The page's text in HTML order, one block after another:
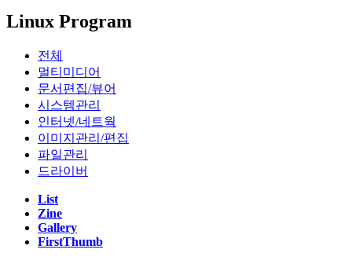
Acer Swift 14 AI 2024(Qualcomm SnapDragon X Plus X1P4200)
Lenovo LEGION 5 Pro 16ACH R7 STORM (AMD R7-5800H,
NVIDIA RTX3060 laptop)
Lenovo Thinkpad T420s(Intel i5-2540M)
Apple Macbook Air 2011 Mid( i5-2467M, A1370)
Dell PowerEdge R420(Intel XEON E5-2407)
Dell PowerEdge R710(Intel XEON E5620 x2, 32GB)
Linux Program
전체
멀티미디어
문서편집/뷰어
시스템관리
인터넷/네트웍
이미지관리/편집
파일관리
드라이버
List
Zine
Gallery
FirstThumb